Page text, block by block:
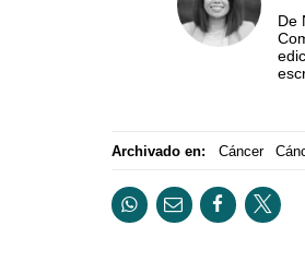
De
Archivado en: Cáncer